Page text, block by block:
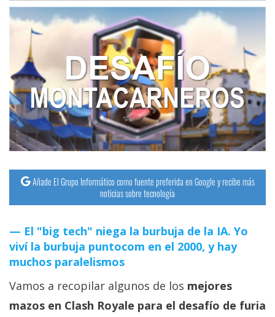
Redes
sociales
Plataformas
streaming
Operadores
Trucos
y
Tutoriales
Sistemas
operativos
Profesional
Añade El Grupo Informático como fuente preferida en Google y recibe más
noticias sobre tecnología
El "big tech" niega la burbuja de la IA. Yo
viví la burbuja puntocom en el 2000, y hay
muchos paralelismos
Vamos a recopilar algunos de los mejores
mazos en Clash Royale para el desafío de furia